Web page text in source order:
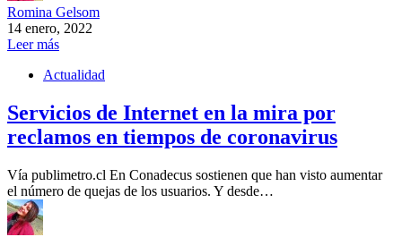
Romina Gelsom
14 enero, 2022
Leer más
Actualidad
Servicios de Internet en la mira por
reclamos en tiempos de coronavirus
Vía publimetro.cl En Conadecus sostienen que han visto aumentar
el número de quejas de los usuarios. Y desde…